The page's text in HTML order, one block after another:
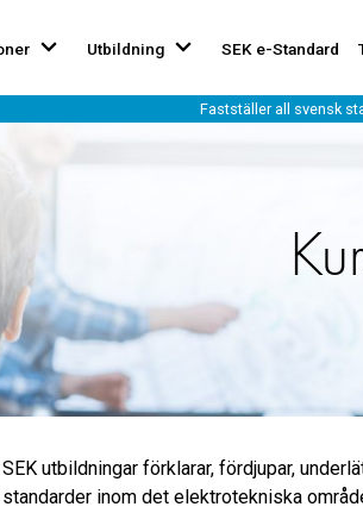
Utbildning SEK e-Standard
SEK utbildningar förklarar, fördjupar,
standarder inom det elektrotekniska